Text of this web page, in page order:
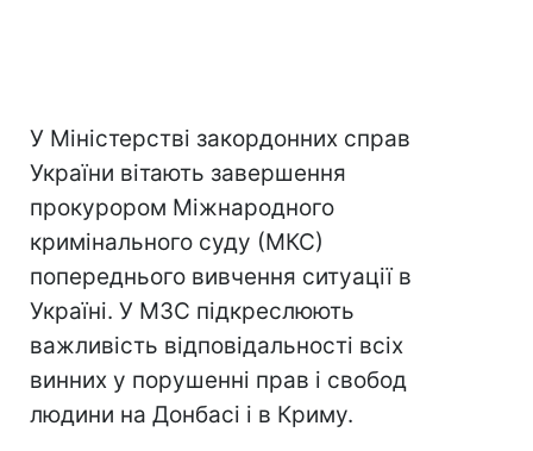
У Міністерстві закордонних справ
України вітають завершення
прокурором Міжнародного
кримінального суду (МКС)
попереднього вивчення ситуації в
Україні. У МЗС підкреслюють
важливість відповідальності всіх
винних у порушенні прав і свобод
людини на Донбасі і в Криму.